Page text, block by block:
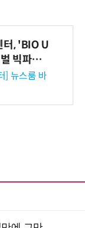
터, 'BIO U
빅파마
지원…K
두보 확
] 뉴스룸 바